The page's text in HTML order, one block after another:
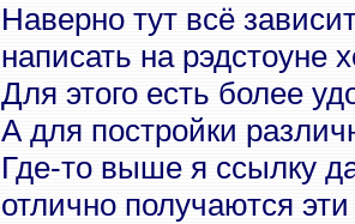
Наверно тут всё
написать на рэдстоуне
Для этого есть более
А для постройки
Где-то выше я ссылку
отлично получаются